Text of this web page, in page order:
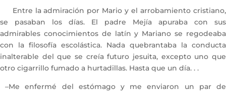
Entre la admiración por Mario y el arrobamiento cristiano,
se pasaban los días. El padre Mejía apuraba con sus
admirables conocimientos de latín y Mariano se regodeaba
con la filosofía escolástica. Nada quebrantaba la conducta
inalterable del que se creía futuro jesuita, excepto uno que
otro cigarrillo fumado a hurtadillas. Hasta que un día. . .
–Me enfermé del estómago y me enviaron un par de